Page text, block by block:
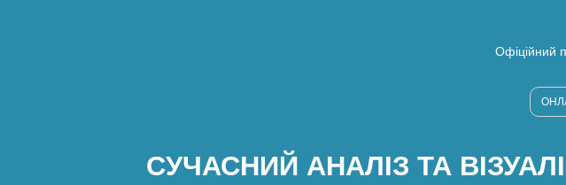
Офіційний
СУЧАСНИЙ АНАЛІЗ ТА